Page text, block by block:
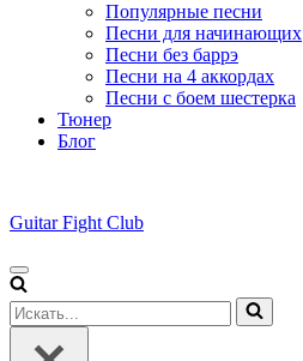
Популярные песни
Песни для начинающих
Песни без баррэ
Песни на 4 аккордах
Песни с боем шестерка
Тюнер
Блог
Guitar Fight Club
Меню
навигации
Искать...